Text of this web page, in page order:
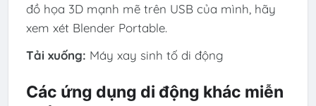
đồ họa 3D mạnh mẽ trên USB của mình, hãy
xem xét Blender Portable.
Tải xuống: Máy xay sinh tố di động
Các ứng dụng di động khác miễn